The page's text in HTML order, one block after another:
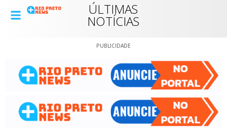
ÚLTIMAS
NOTÍCIAS
PUBLICIDADE